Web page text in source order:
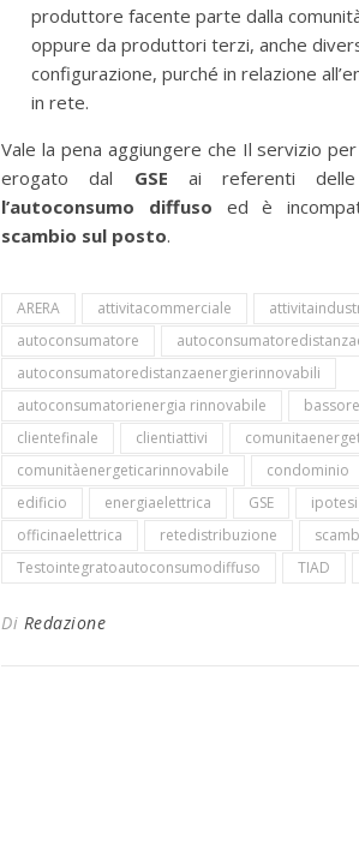
produttore facente parte dalla
oppure da produttori terzi, anche
configurazione, purché in relazione
in rete.
Vale la pena aggiungere che Il servizio
erogato dal GSE ai referenti
l’autoconsumo diffuso ed è
scambio sul posto.
ARERA attivitacommerciale
autoconsumatore
autoconsumatoredistanzaenergierinnovabili
autoconsumatorienergia rinnovabile
clientefinale
clientiattivi
comunitàenergeticarinnovabile
condominio
edificio
energiaelettrica GSE ipotesi
officinaelettrica
retedistribuzione
Testointegratoautoconsumodiffuso
TIAD
Di Redazione